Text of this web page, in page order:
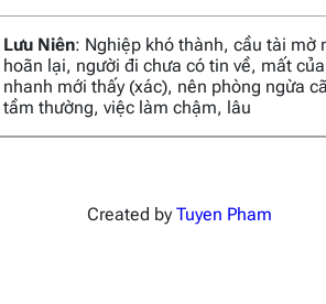
Lưu Niên: Nghiệp khó thành, cầu tài mờ
hoãn lại, người đi chưa có tin về, mất
nhanh mới thấy (xác), nên phòng ngừa
tầm thường, việc làm chậm, lâu
Created byTuyen Pham